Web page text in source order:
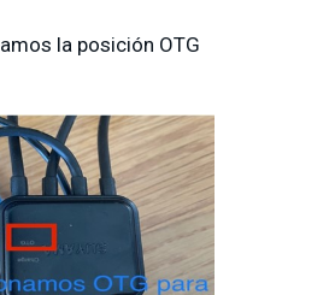
la posición OTG